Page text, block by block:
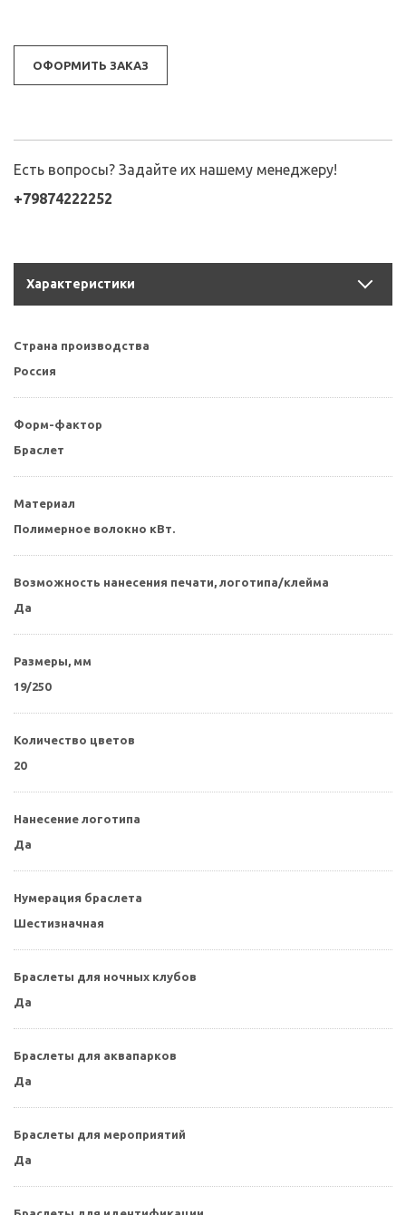
ОФОРМИТЬ ЗАКАЗ
Есть вопросы? Задайте их нашему менеджеру!
+79874222252
Характеристики
Страна производства
Россия
Форм-фактор
Браслет
Материал
Полимерное волокно кВт.
Возможность нанесения печати, логотипа/клейма
Да
Размеры, мм
19/250
Количество цветов
20
Нанесение логотипа
Да
Нумерация браслета
Шестизначная
Браслеты для ночных клубов
Да
Браслеты для аквапарков
Да
Браслеты для мероприятий
Да